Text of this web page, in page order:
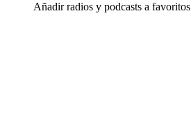
Añadir radios y podcasts a favoritos